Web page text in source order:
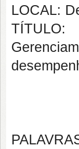
LOCAL:
TÍTULO: